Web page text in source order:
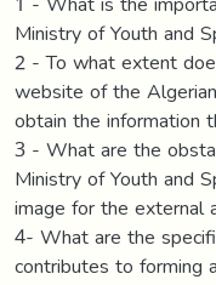
Ministry of Youth and
2 - To what extent
website of the
obtain the information
3 - What are the
Ministry of Youth and
image for the external
4- What are the
contributes to forming